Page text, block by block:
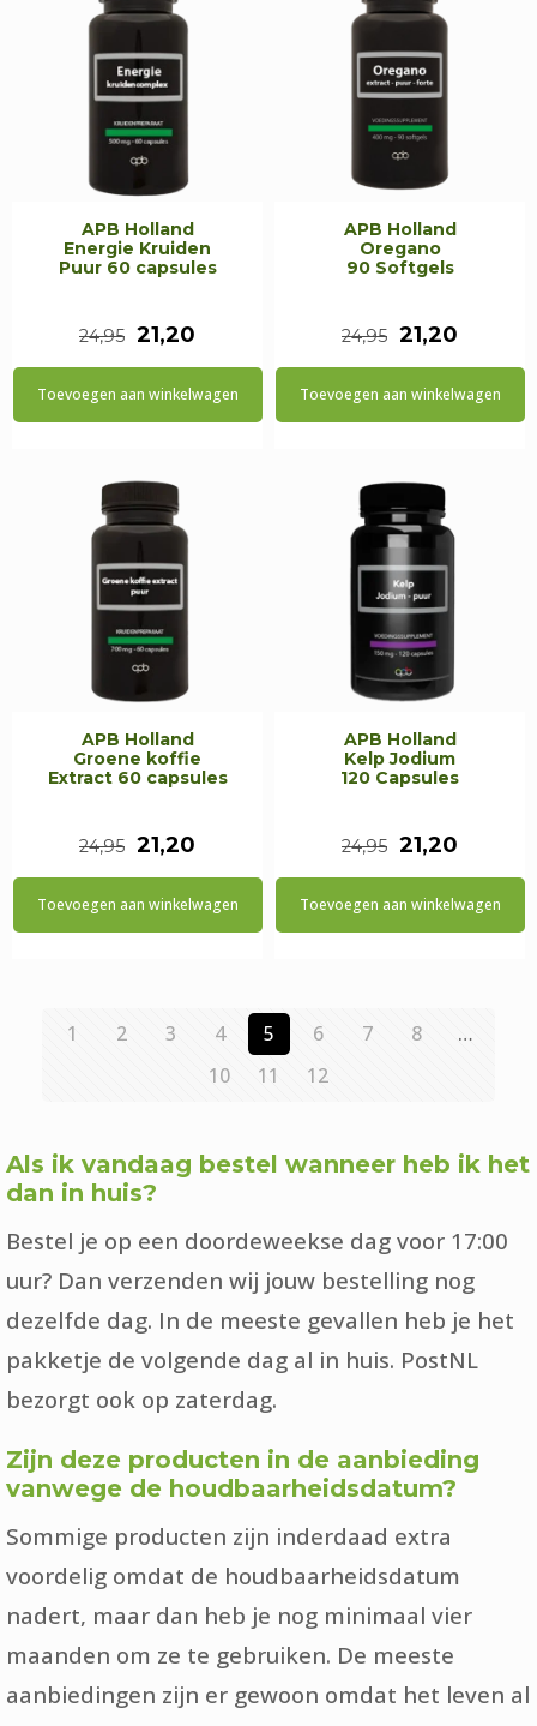
APB Holland
Energie Kruiden
Puur 60 capsules
24,95 Oorspronkelijke
prijs
21,20
prijs
is:
Toevoegen aan winkelwagen
APB Holland
Oregano
90 Softgels
24,95
prijs
21,20
prijs
is:
Toevoegen aan winkelwagen
APB Holland
Groene koffie
Extract 60 capsules
24,95 Oorspronkelijke
prijs
21,20
prijs
is:
Toevoegen aan winkelwagen
APB Holland
Kelp Jodium
120 Capsules
24,95
prijs
21,20
prijs
is:
Toevoegen aan winkelwagen
1 2 3 4 5 6 7 8
…
10
11 12
Als ik vandaag bestel wanneer heb ik het
dan in huis?
Bestel je op een doordeweekse dag voor 17:00
uur? Dan verzenden wij jouw bestelling nog
dezelfde dag. In de meeste gevallen heb je het
pakketje de volgende dag al in huis. PostNL
bezorgt ook op zaterdag.
Zijn deze producten in de aanbieding
vanwege de houdbaarheidsdatum?
Sommige producten zijn inderdaad extra
voordelig omdat de houdbaarheidsdatum
nadert, maar dan heb je nog minimaal vier
maanden om ze te gebruiken. De meeste
aanbiedingen zijn er gewoon omdat het leven al